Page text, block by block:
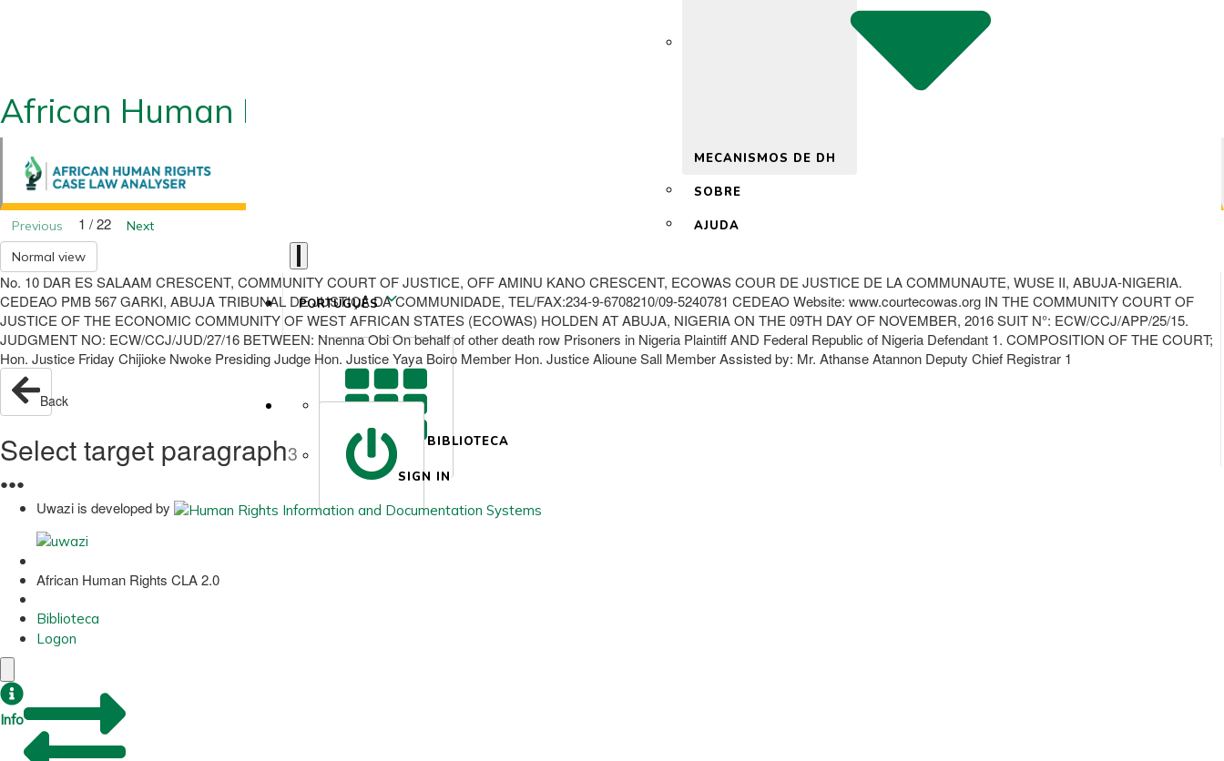
African Human Rights CLA 2.0
MECANISMOS DE DH
SOBRE
AJUDA
PORTUGUÊS
BIBLIOTECA
SIGN IN
Previous 1 / 22
Next
Normal view
No. 10 DAR ES SALAAM CRESCENT, COMMUNITY COURT OF JUSTICE, OFF AMINU KANO CRESCENT, ECOWAS COUR DE JUSTICE DE LA COMMUNAUTE, WUSE II, ABUJA-NIGERIA.
CEDEAO PMB 567 GARKI, ABUJA TRIBUNAL DE JUSTIÇA DA COMMUNIDADE, TEL/FAX:234-9-6708210/09-5240781 CEDEAO Website: www.courtecowas.org IN THE COMMUNITY COURT OF
JUSTICE OF THE ECONOMIC COMMUNITY OF WEST AFRICAN STATES (ECOWAS) HOLDEN AT ABUJA, NIGERIA ON THE 09TH DAY OF NOVEMBER, 2016 SUIT N°: ECW/CCJ/APP/25/15.
JUDGMENT NO: ECW/CCJ/JUD/27/16 BETWEEN: Nnenna Obi On behalf of other death row Prisoners in Nigeria Plaintiff AND Federal Republic of Nigeria Defendant 1. COMPOSITION OF THE COURT;
Hon. Justice Friday Chijioke Nwoke Presiding Judge Hon. Justice Yaya Boiro Member Hon. Justice Alioune Sall Member Assisted by: Mr. Athanse Atannon Deputy Chief Registrar 1
Back
Select target paragraph3
●●●
Uwazi is developed by
African Human Rights CLA 2.0
Biblioteca
Logon
Info